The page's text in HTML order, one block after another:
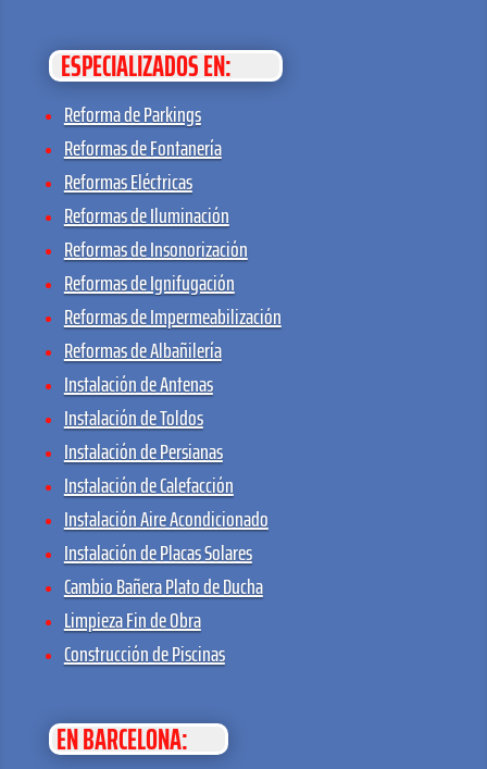
ESPECIALIZADOS EN:
Reforma de Parkings
Reformas de Fontanería
Reformas Eléctricas
Reformas de Iluminación
Reformas de Insonorización
Reformas de Ignifugación
Reformas de Impermeabilización
Reformas de Albañilería
Instalación de Antenas
Instalación de Toldos
Instalación de Persianas
Instalación de Calefacción
Instalación Aire Acondicionado
Instalación de Placas Solares
Cambio Bañera Plato de Ducha
Limpieza Fin de Obra
Construcción de Piscinas
EN BARCELONA: